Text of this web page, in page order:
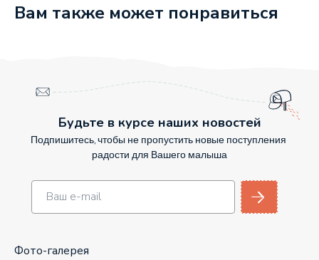
Вам также может понравиться
Будьте в курсе наших новостей
Подпишитесь, чтобы не пропустить новые поступления
радости для Вашего малыша
Фото-галерея